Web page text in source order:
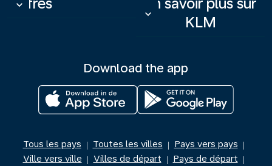
keyboard_arrow_down
KLM
keyboard_arrow_down
Download the app
Tous les pays | Toutes les villes | Pays vers pays |
Ville vers ville | Villes de départ | Pays de départ |